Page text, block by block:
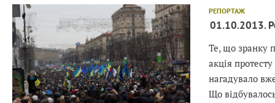
РЕПОРТАЖ
01.10.2013.
Те, що зранку
акція
нагадувало
Що